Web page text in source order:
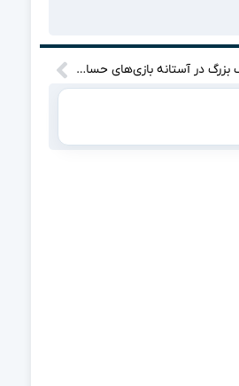
بیرانوند از تیم ملی خط خورد؟ شوک بزرگ در آستانه بازی‌های حساس!